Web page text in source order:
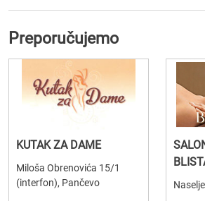
Preporučujemo
KUTAK ZA DAME
Miloša Obrenovića 15/1
(interfon), Pančevo